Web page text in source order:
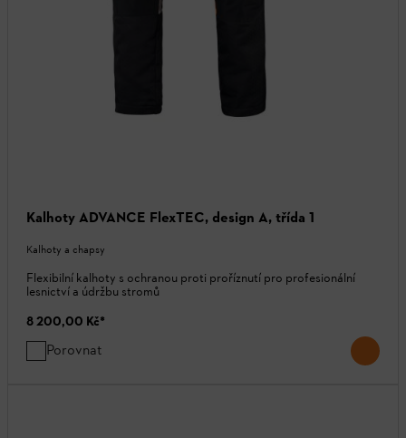
Kalhoty ADVANCE FlexTEC, design A, třída 1
Kalhoty a chapsy
Flexibilní kalhoty s ochranou proti proříznutí pro profesionální
lesnictví a údržbu stromů
8 200,00 Kč*
Porovnat